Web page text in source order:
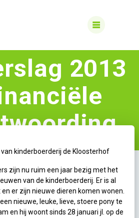
2013
kinderboerderij de Kloosterhof
zijn nu ruim een jaar bezig met het
van de kinderboerderij. Er is al
er zijn nieuwe dieren komen wonen.
nieuwe, leuke, lieve, stoere pony te
en hij woont sinds 28 januari jl. op de